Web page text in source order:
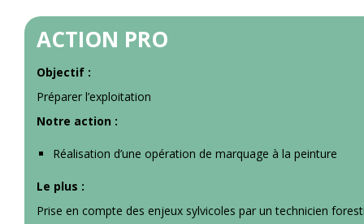
ACTION PRO
Objectif :
Préparer l’exploitation
Notre action :
Réalisation d’une opération de marquage à la peinture
Le plus :
Prise en compte des enjeux sylvicoles par un technicien